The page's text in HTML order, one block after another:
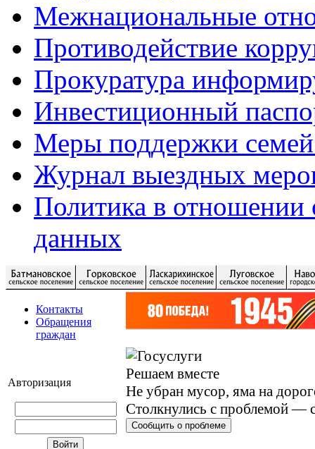
Межнациональные
Противодействие
Прокуратура
Инвестиционный
Меры поддержки
Журнал выездных
Политика в отношении
данных
Контакты
Обращения
граждан
Авторизация
Решаем вместе
Не убран мусор, яма на
Столкнулись с проблемой —
Сообщить о проблеме